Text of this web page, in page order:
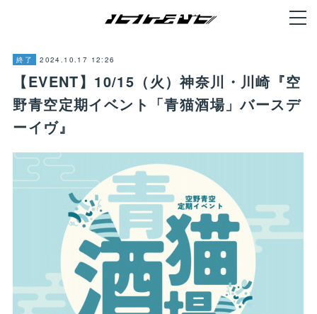
終了 2024.10.17 12:26
【EVENT】10/15（火）神奈川・川崎『空
野青空定期イベント「青猫酒場」バースデ
ーイヴ』